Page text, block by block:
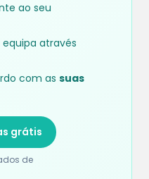
ao seu
através
com as suas
grátis
de